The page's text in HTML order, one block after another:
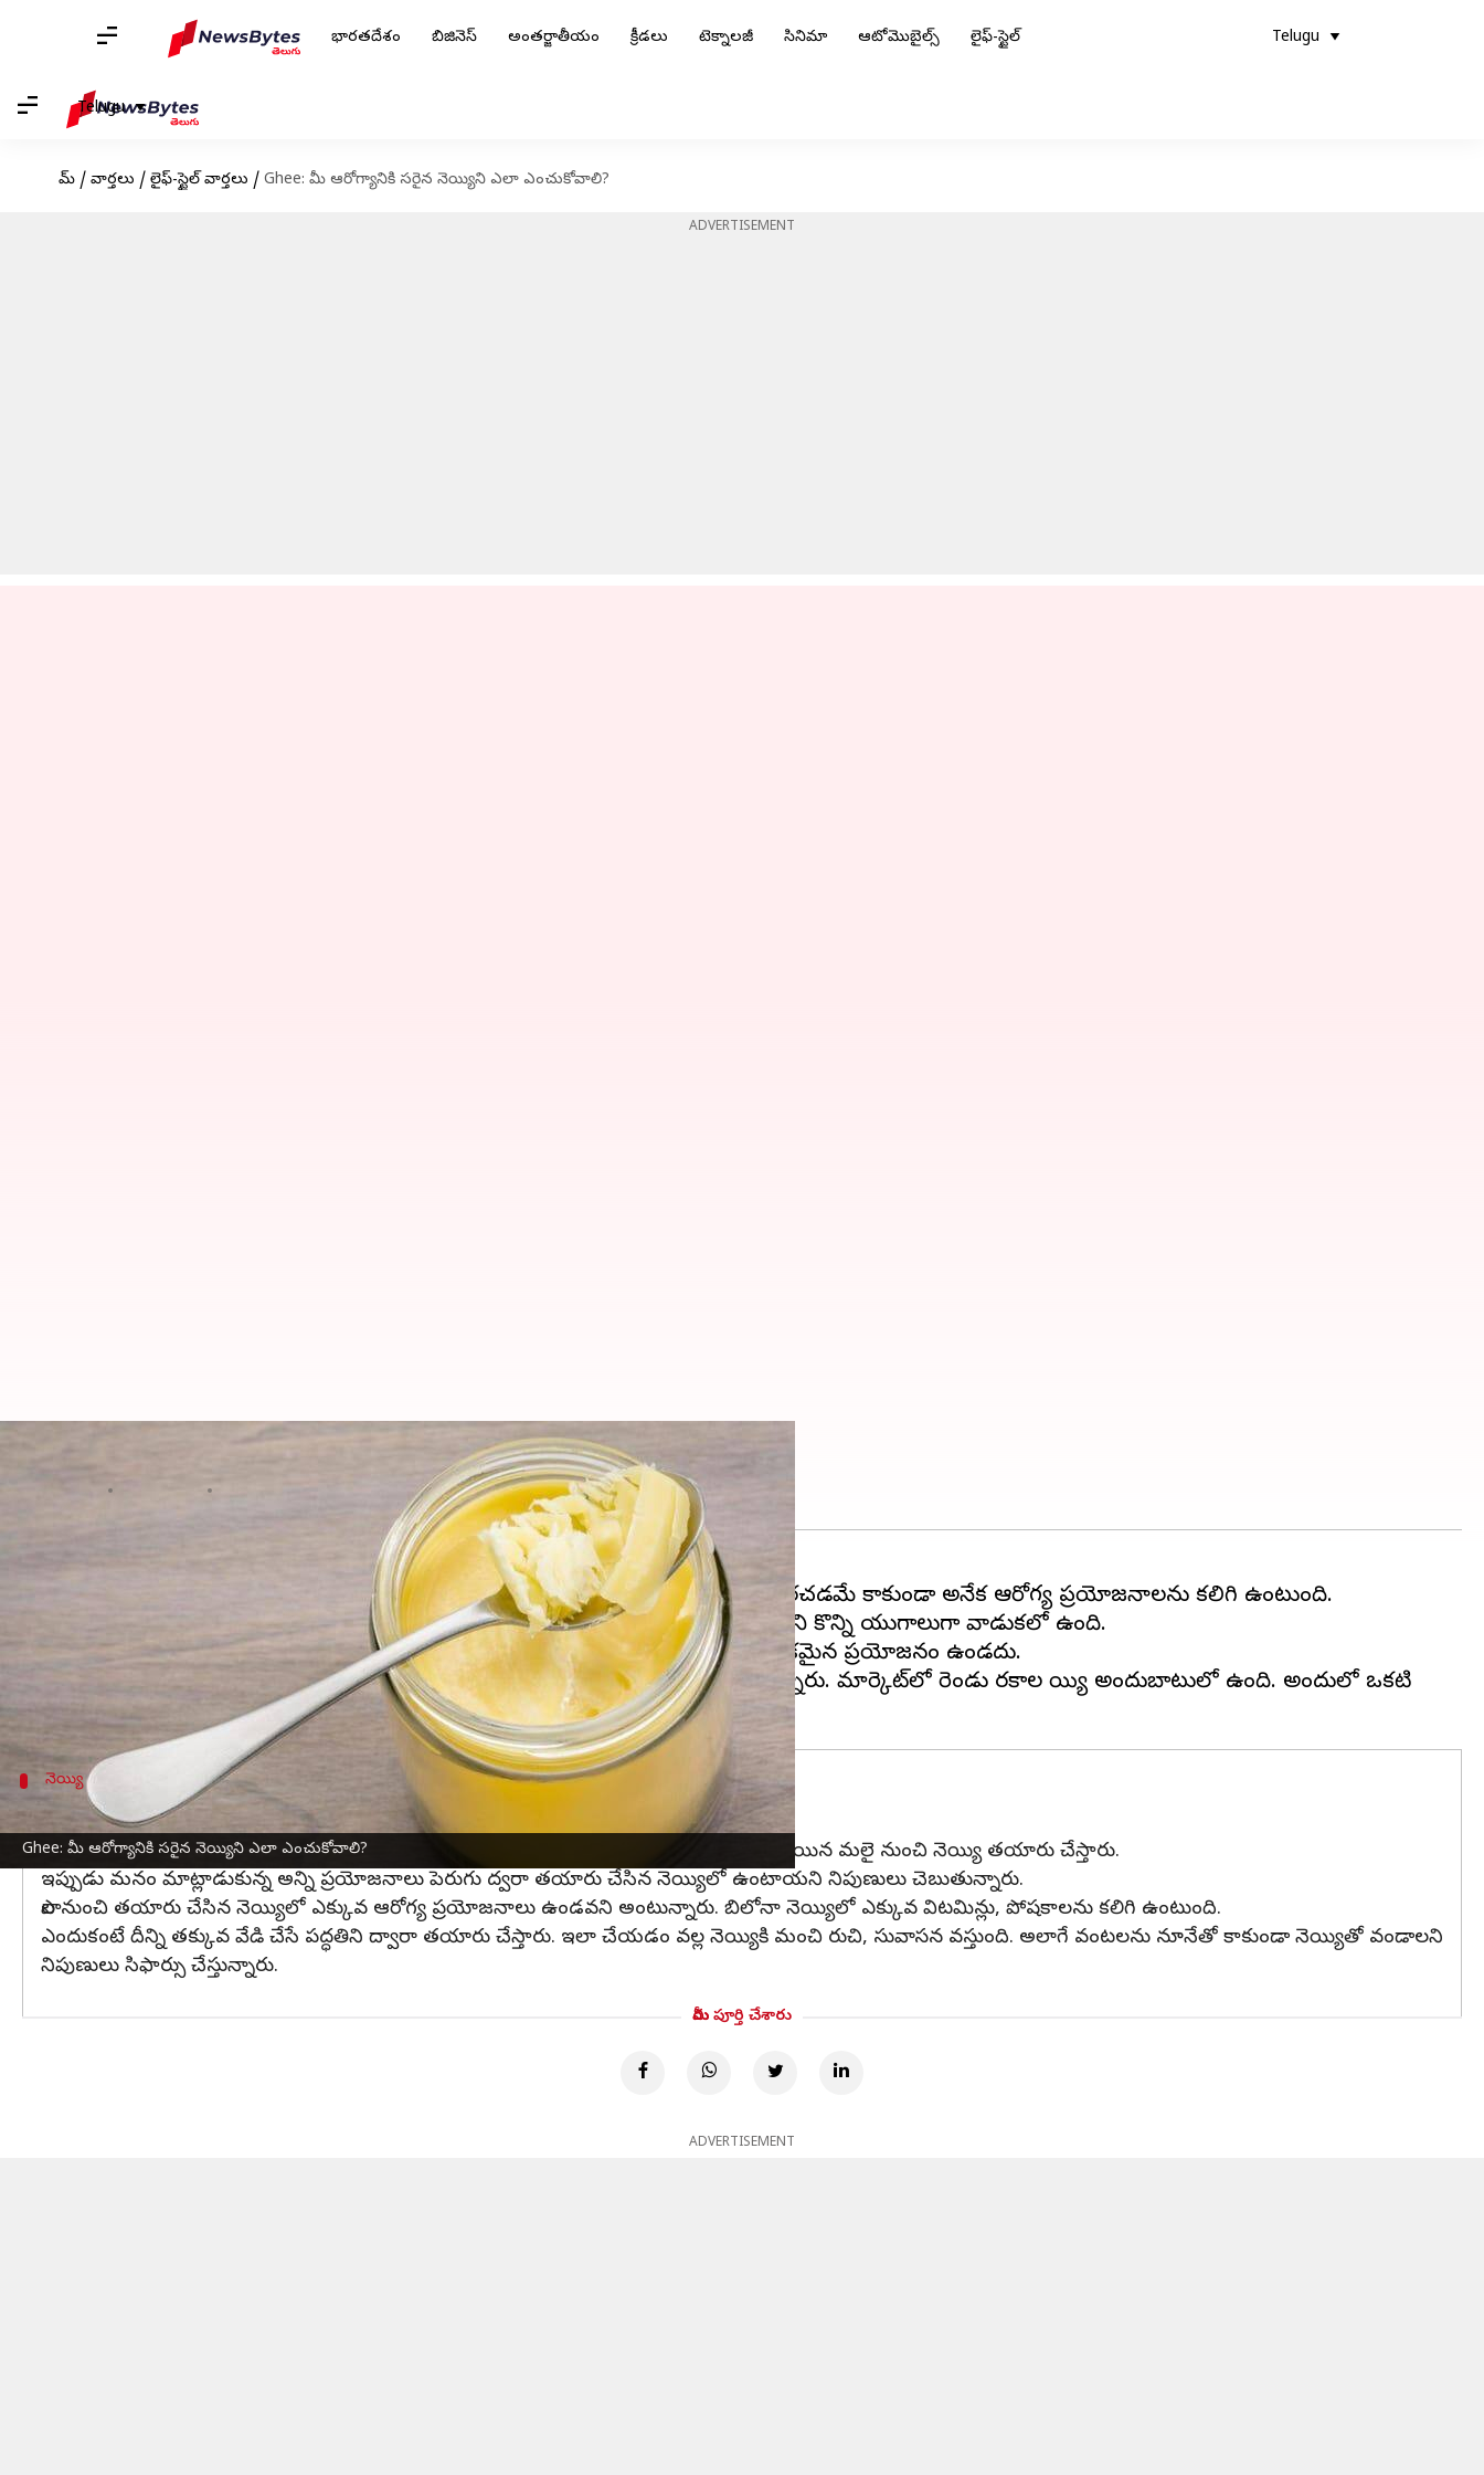
భారతదేశం బిజినెస్ అంతర్జాతీయం క్రీడలు టెక్నాలజీ సినిమా ఆటోమొబైల్స్ లైఫ్-స్టైల్ Telugu
Telugu
హోమ్ / వార్తలు / లైఫ్-స్టైల్ వార్తలు / Ghee: మీ ఆరోగ్యానికి సరైన నెయ్యిని ఎలా ఎంచుకోవాలి?
ADVERTISEMENT
Ghee: మీ ఆరోగ్యానికి సరైన నెయ్యిని ఎలా ఎంచుకోవాలి?
Ghee: మీ ఆరోగ్యానికి సరైన నెయ్యిని ఎలా ఎంచుకోవాలి?
నెయ్యి మన ఆహార జీవితంలో నెయ్యికి చాలా ప్రాధాన్యం ఇస్తారు. నెయ్యి ఆహార రుచిని మెరుగుపరచడమే కాకుండా అనేక ఆరోగ్య ప్రయోజనాలను కలిగి ఉంటుంది.
నెయ్యి రోగనిరోధక శక్తిని పెంచుతుంది. చర్మానికి సహజమైన మెరుపును ఇస్తుంది. అందుకే నెయ్యిని కొన్ని యుగాలుగా వాడుకలో ఉంది.
నెయ్యిని వివిధ రకాలుగా చేస్తారనే విషయం తెలిసిందే. ఈ క్రమంలో అన్ని రకాల నెయ్యిలో ఒకే రకమైన ప్రయోజనం ఉండదు.
వాణిజ్యపరంగా ప్రాసెస్ చేయబడిన అనేక నెయ్యిల్లో పోషకాలు ఉండవని నిపుణులు చెబుతున్నారు. మార్కెట్‌లో రెండు రకాల నెయ్యి అందుబాటులో ఉంది. అందులో ఒకటి
నెయ్యి
బిలోనా నెయ్యి బెటర్
పాలను వేడి చేయడం ద్వారా వచ్చే మలై నుంచి సాధారణ నెయ్యి తయారు చేస్తారు. పెరుగుపై పేరుకుపోయిన మలై నుంచి నెయ్యి తయారు చేస్తారు.
ఇప్పుడు మనం మాట్లాడుకున్న అన్ని ప్రయోజనాలు పెరుగు ద్వరా తయారు చేసిన నెయ్యిలో ఉంటాయని నిపుణులు చెబుతున్నారు.
పాల నుంచి తయారు చేసిన నెయ్యిలో ఎక్కువ ఆరోగ్య ప్రయోజనాలు ఉండవని అంటున్నారు. బిలోనా నెయ్యిలో ఎక్కువ విటమిన్లు, పోషకాలను కలిగి ఉంటుంది.
ఎందుకంటే దీన్ని తక్కువ వేడి చేసే పద్ధతిని ద్వారా తయారు చేస్తారు. ఇలా చేయడం వల్ల నెయ్యికి మంచి రుచి, సువాసన వస్తుంది. అలాగే వంటలను నూనేతో కాకుండా నెయ్యితో వండాలని
నిపుణులు సిఫార్సు చేస్తున్నారు.
మీరు పూర్తి చేశారు
ADVERTISEMENT